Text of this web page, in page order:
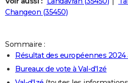
Mobiles
Meilleur smartphone
Internet
Ordinateurs
Jeux vidéo
Guide high-tech
+
BRICOLAGE
Guides de France
Escapades
Patrimoine
Expositions
Musées
Week-end nature
LIFESTYLE
Art de vivre
Bien-être
Loisirs
Mode
Modes de vie
Changeon (35450)
Sommaire :
Résultat des européennes 2024
Bureaux de vote à Val-d'Izé